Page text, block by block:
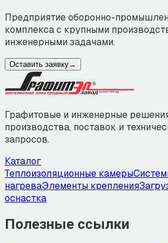
Предприятие оборонно-
комплекса с крупными
инженерными задачами.
Оставить заявку→
Графитовые и инженерные
производства, поставок и
запросов.
Каталог
Теплоизоляционные камеры
нагреваЭлементы крепления
оснастка
Полезные ссылки